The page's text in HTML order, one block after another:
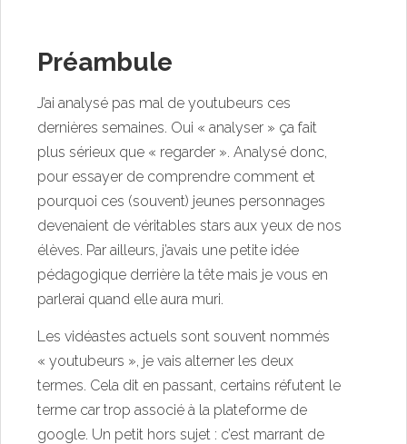
Préambule
J’ai analysé pas mal de youtubeurs ces
dernières semaines. Oui « analyser » ça fait
plus sérieux que « regarder ». Analysé donc,
pour essayer de comprendre comment et
pourquoi ces (souvent) jeunes personnages
devenaient de véritables stars aux yeux de nos
élèves. Par ailleurs, j’avais une petite idée
pédagogique derrière la tête mais je vous en
parlerai quand elle aura muri.
Les vidéastes actuels sont souvent nommés
« youtubeurs », je vais alterner les deux
termes. Cela dit en passant, certains réfutent le
terme car trop associé à la plateforme de
google. Un petit hors sujet : c’est marrant de